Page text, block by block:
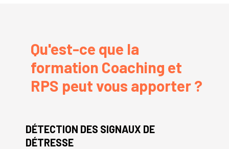
Qu'est-ce que la
formation Coaching et
RPS peut vous apporter ?
DÉTECTION DES SIGNAUX DE
DÉTRESSE